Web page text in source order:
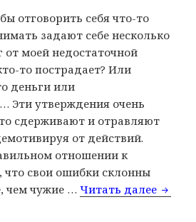
отговорить себя что-то
задают себе несколько
от моей недостаточной
то пострадает? Или
деньги или
Эти утверждения очень
сдерживают и отравляют
от действий.
отношении к
свои ошибки склонны
чем чужие …Читать далее 2